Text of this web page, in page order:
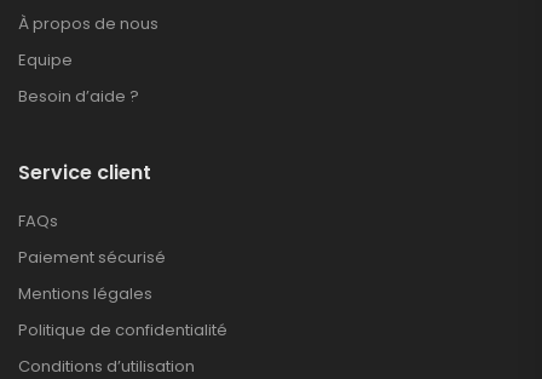
À propos de nous
Equipe
Besoin d’aide ?
Service client
FAQs
Paiement sécurisé
Mentions légales
Politique de confidentialité
Conditions d’utilisation